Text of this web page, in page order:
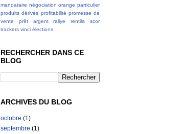
mandataire négociation orange particulier
produits dérivés profitabilité promesse de
vente
prêt argent rallye rentila
scor
trackers vinci élections
RECHERCHER DANS CE
BLOG
ARCHIVES DU BLOG
octobre (1)
septembre (1)